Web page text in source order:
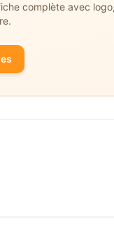
complète avec